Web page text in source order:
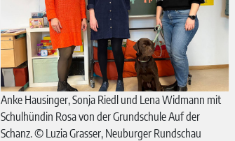
Anke Hausinger, Sonja Riedl und Lena Widmann mit
Schulhündin Rosa von der Grundschule Auf der
Schanz. © Luzia Grasser, Neuburger Rundschau